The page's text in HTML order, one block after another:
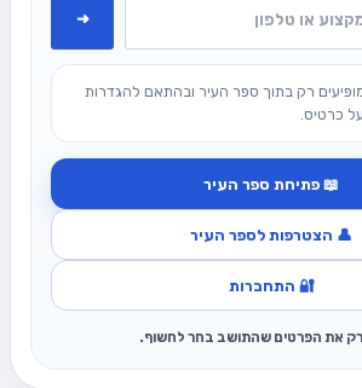
➜
רק בתוך ספר העיר ובהתאם להגדרות
כרטיס.
📖 פתיחת ספר העיר
👤 הצטרפות לספר העיר
🔐 התחברות
רק את הפרטים שהתושב בחר לחשוף.